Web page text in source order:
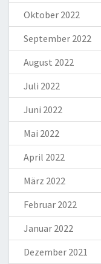
Oktober 2022
September 2022
August 2022
Juli 2022
Juni 2022
Mai 2022
April 2022
März 2022
Februar 2022
Januar 2022
Dezember 2021